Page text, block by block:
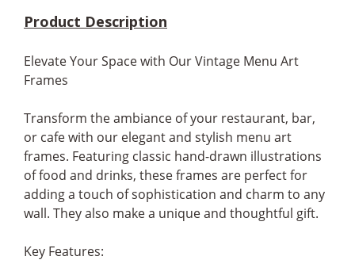
Product Description
Elevate Your Space with Our Vintage Menu Art
Frames
Transform the ambiance of your restaurant, bar,
or cafe with our elegant and stylish menu art
frames. Featuring classic hand-drawn illustrations
of food and drinks, these frames are perfect for
adding a touch of sophistication and charm to any
wall. They also make a unique and thoughtful gift.
Key Features: